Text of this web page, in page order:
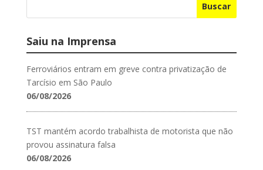
Buscar
Saiu na Imprensa
Ferroviários entram em greve contra privatização de
Tarcísio em São Paulo
06/08/2026
TST mantém acordo trabalhista de motorista que não
provou assinatura falsa
06/08/2026